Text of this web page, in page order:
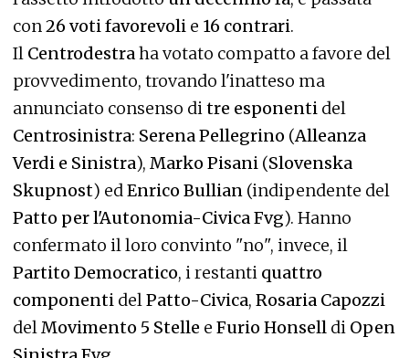
con26 voti favorevoli e 16 contrari.
Il Centrodestraha votato compatto a favore del
provvedimento, trovando l'inatteso ma
annunciato consenso ditre esponenti del
Centrosinistra: Serena Pellegrino (Alleanza
Verdi e Sinistra), Marko Pisani (Slovenska
Skupnost) edEnrico Bullian (indipendente del
Patto per l'Autonomia-Civica Fvg). Hanno
confermato il loro convinto "no", invece, il
Partito Democratico, i restanti quattro
componenti delPatto-Civica, Rosaria Capozzi
delMovimento 5 Stelle e Furio Honsell di Open